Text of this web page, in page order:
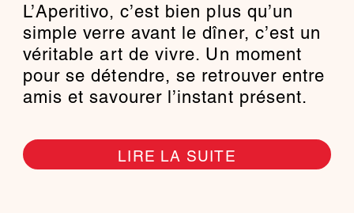
L’Aperitivo, c’est bien plus qu’un
simple verre avant le dîner, c’est un
véritable art de vivre. Un moment
pour se détendre, se retrouver entre
amis et savourer l’instant présent.
LIRE LA SUITE